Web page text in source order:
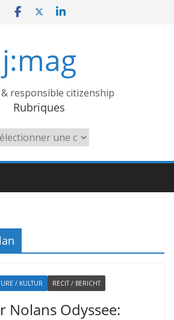
j:mag
responsible citizenship
Rubriques
/ KULTUR RECIT / BERICHT
Nolans Odyssee: